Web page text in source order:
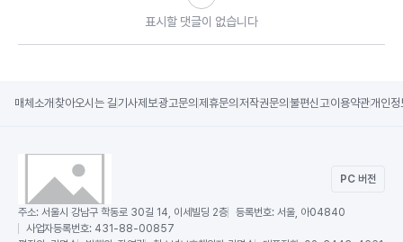
표시할 댓글이 없습니다
매체소개 찾아오시는 길기사제보광고문의 제휴문의 저작권문의 불편신고이용약관개인정
PC 버전
주소: 서울시 강남구 학동로 30길 14, 이세빌딩 2층 등록번호: 서울, 아04840
사업자등록번호: 431-88-00857